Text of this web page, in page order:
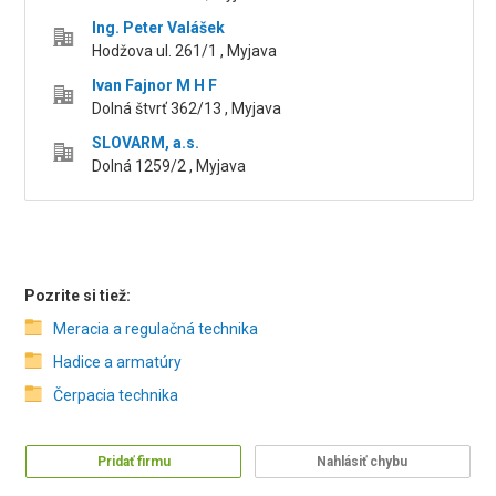
Ing. Peter Valášek
Hodžova ul. 261/1 , Myjava
Ivan Fajnor M H F
Dolná štvrť 362/13 , Myjava
SLOVARM, a.s.
Dolná 1259/2 , Myjava
Pozrite si tiež:
Meracia a regulačná technika
Hadice a armatúry
Čerpacia technika
Pridať firmu Nahlásiť chybu